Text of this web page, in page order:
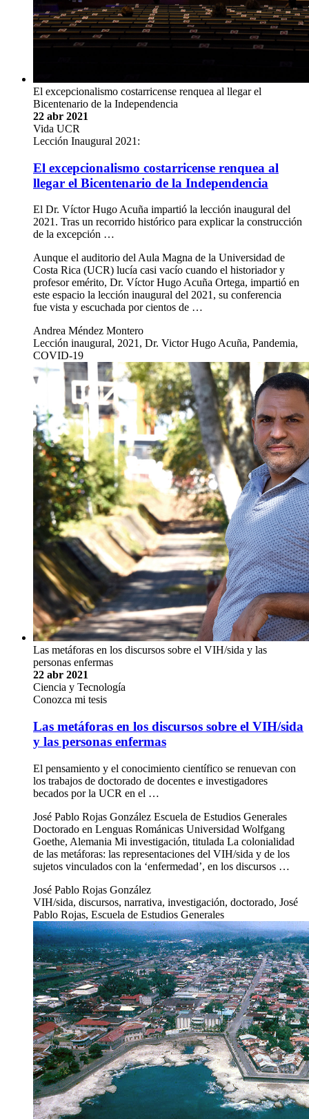
El excepcionalismo costarricense renquea al llegar el
Bicentenario de la Independencia
22 abr 2021
Vida UCR
Lección Inaugural 2021:
El excepcionalismo costarricense renquea al
llegar el Bicentenario de la Independencia
El Dr. Víctor Hugo Acuña impartió la lección inaugural del
2021. Tras un recorrido histórico para explicar la construcción
de la excepción …
Aunque el auditorio del Aula Magna de la Universidad de
Costa Rica (UCR) lucía casi vacío cuando el historiador y
profesor emérito, Dr. Víctor Hugo Acuña Ortega, impartió en
este espacio la lección inaugural del 2021, su conferencia
fue vista y escuchada por cientos de …
Andrea Méndez Montero
Lección inaugural, 2021, Dr. Victor Hugo Acuña, Pandemia,
COVID-19
Las metáforas en los discursos sobre el VIH/sida y las
personas enfermas
22 abr 2021
Ciencia y Tecnología
Conozca mi tesis
Las metáforas en los discursos sobre el VIH/sida
y las personas enfermas
El pensamiento y el conocimiento científico se renuevan con
los trabajos de doctorado de docentes e investigadores
becados por la UCR en el …
José Pablo Rojas González Escuela de Estudios Generales
Doctorado en Lenguas Románicas Universidad Wolfgang
Goethe, Alemania Mi investigación, titulada La colonialidad
de las metáforas: las representaciones del VIH/sida y de los
sujetos vinculados con la ‘enfermedad’, en los discursos …
José Pablo Rojas González
VIH/sida, discursos, narrativa, investigación, doctorado, José
Pablo Rojas, Escuela de Estudios Generales